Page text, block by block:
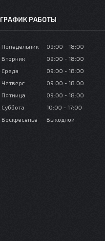
ГРАФИК РАБОТЫ
Понедельник 09:00
18:00
Вторник
09:00
18:00
Среда
09:00
18:00
Четверг
09:00
18:00
Пятница
09:00
18:00
Суббота
10:00
17:00
Воскресенье
Выходной